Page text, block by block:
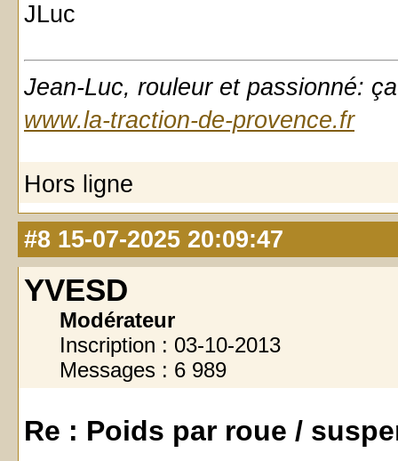
JLuc
Jean-Luc, rouleur et passionné:
www.la-traction-de-provence.fr
Hors ligne
#8 15-07-2025 20:09:47
YVESD
Modérateur
Inscription : 03-10-2013
Messages : 6 989
Re : Poids par roue /